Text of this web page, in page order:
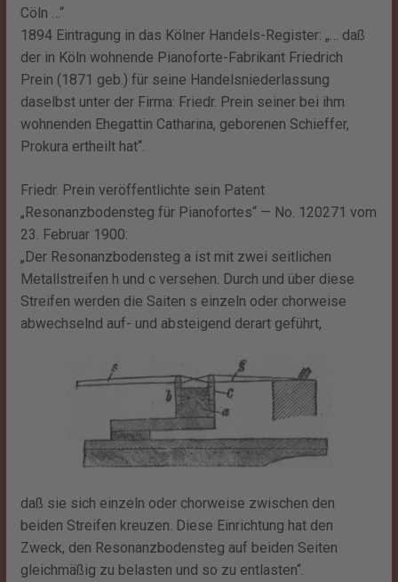
Cöln …“
1894 Eintragung in das Kölner Handels-Register: „… daß
der in Köln wohnende Pianoforte-Fabrikant Friedrich
Prein (1871 geb.) für seine Handelsniederlassung
daselbst unter der Firma: Friedr. Prein seiner bei ihm
wohnenden Ehegattin Catharina, geborenen Schieffer,
Prokura ertheilt hat“.
Friedr. Prein veröffentlichte sein Patent
„Resonanzbodensteg für Pianofortes“ — No. 120271 vom
23. Februar 1900:
„Der Resonanzbodensteg a ist mit zwei seitlichen
Metallstreifen h und c versehen. Durch und über diese
Streifen werden die Saiten s einzeln oder chorweise
abwechselnd auf- und absteigend derart geführt,
daß sie sich einzeln oder chorweise zwischen den
beiden Streifen kreuzen. Diese Einrichtung hat den
Zweck, den Resonanzbodensteg auf beiden Seiten
gleichmäßig zu belasten und so zu entlasten“.